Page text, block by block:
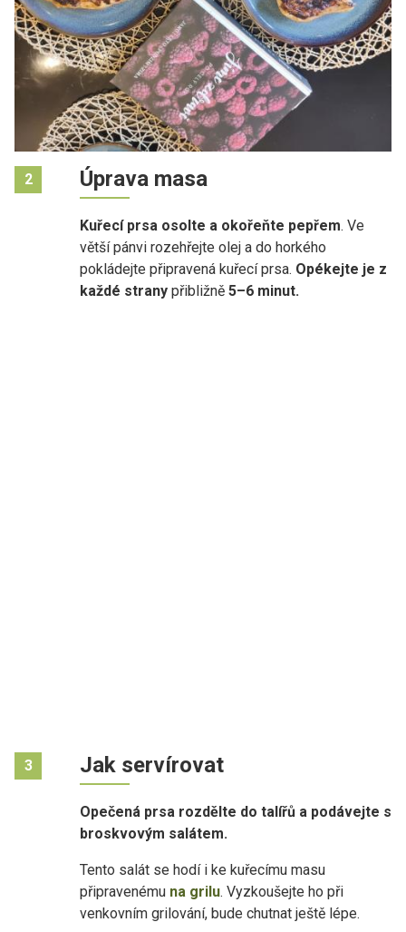
2 Úprava masa
Kuřecí prsa osolte a okořeňte pepřem. Ve
větší pánvi rozehřejte olej a do horkého
pokládejte připravená kuřecí prsa. Opékejte je z
každé strany přibližně 5–6 minut.
3 Jak servírovat
Opečená prsa rozdělte do talířů a podávejte s
broskvovým salátem.
Tento salát se hodí i ke kuřecímu masu
připravenému na grilu. Vyzkoušejte ho při
venkovním grilování, bude chutnat ještě lépe.